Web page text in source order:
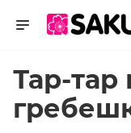
Тар-тар